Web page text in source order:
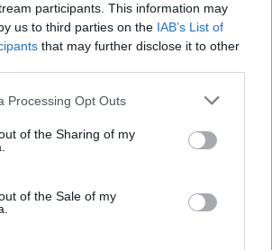
participants. This information may
us to third parties on the IAB’s List of
that may further disclose it to other
Processing Opt Outs
of the Sharing of my
of the Sale of my